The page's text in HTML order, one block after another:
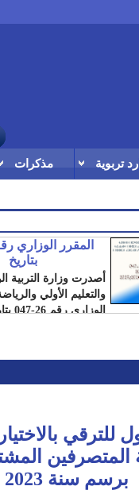
تربوية مذكرات
بالمديرين والمفتشين
بتاريخ
أصدرت وزارة التربية
والتعليم الأولي
هيئة المتصرفين
برسم سنة 2023